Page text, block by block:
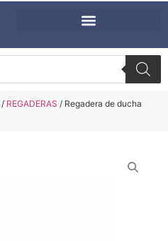
/ REGADERAS / Regadera de ducha